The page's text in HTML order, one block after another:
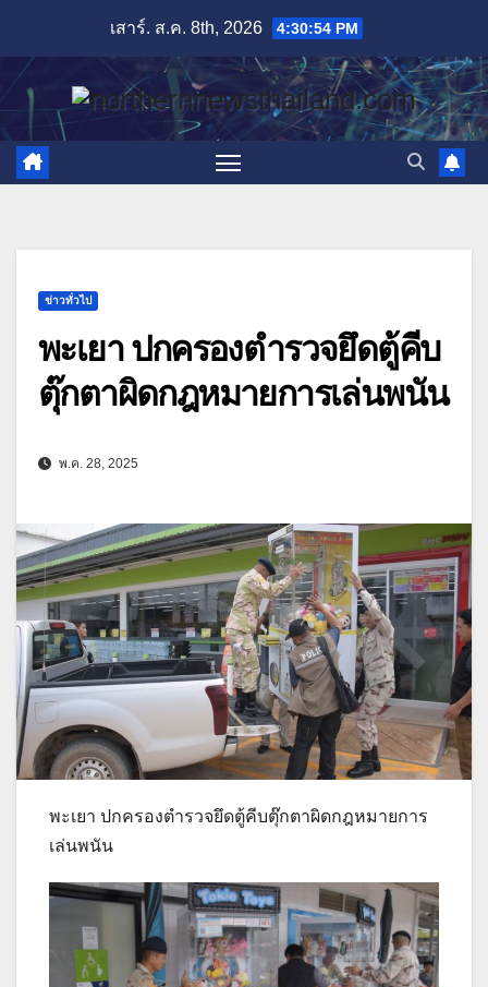
content
เสาร์. ส.ค. 8th, 2026 4:30:55 PM
ข่าวทั่วไป
พะเยา ปกครองตำรวจยึดตู้คีบ
ตุ๊กตาผิดกฎหมายการเล่นพนัน
พ.ค. 28, 2025
พะเยา ปกครองตำรวจยึดตู้คีบตุ๊กตาผิดกฎหมายการ
เล่นพนัน